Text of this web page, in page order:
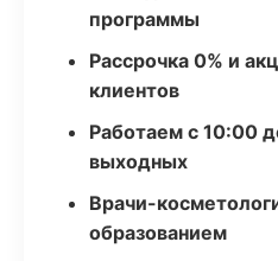
программы
Рассрочка 0% и
клиентов
Работаем с 10:00
выходных
Врачи-
образованием